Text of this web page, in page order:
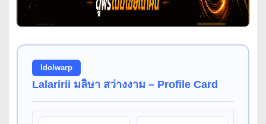
Idolwarp
Lalaririi มลิษา สว่างงาม – Profile Card